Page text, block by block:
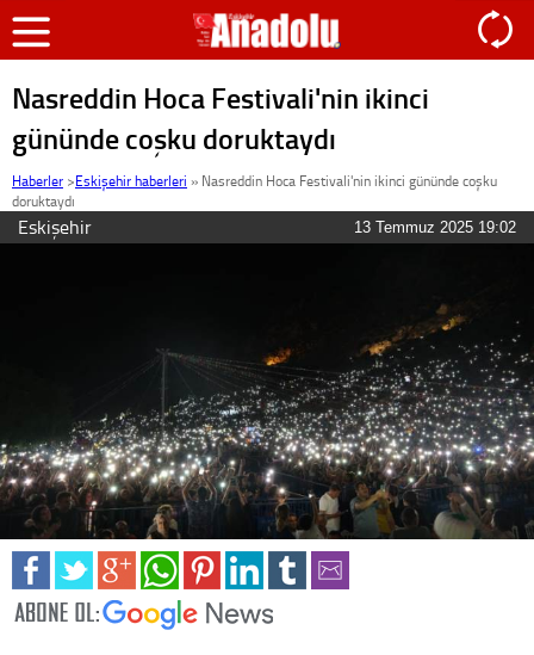
Nasreddin Hoca Festivali'nin ikinci
gününde coşku doruktaydı
Haberler >Eskişehir haberleri » Nasreddin Hoca Festivali'nin ikinci gününde coşku
doruktaydı
Eskişehir 13 Temmuz 2025 19:02